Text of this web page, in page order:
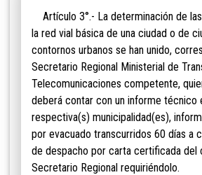
Artículo 3°.- La determinación de
la red vial básica de una ciudad o de
contornos urbanos se han unido,
Secretario Regional Ministerial de
Telecomunicaciones competente,
deberá contar con un informe técnico
respectiva(s) municipalidad(es),
por evacuado transcurridos 60 días a
de despacho por carta certificada del
Secretario Regional requiriéndolo.